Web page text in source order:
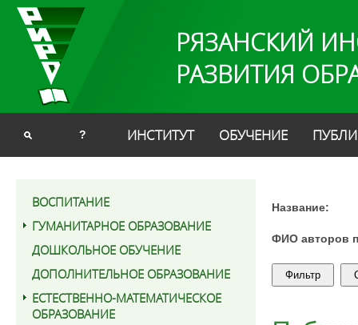
РЯЗАНСКИЙ
РАЗВИТИЯ
? ИНСТИТУТ ОБУЧЕНИЕ
ВОСПИТАНИЕ
ГУМАНИТАРНОЕ ОБРАЗОВАНИЕ
ДОШКОЛЬНОЕ ОБУЧЕНИЕ
ДОПОЛНИТЕЛЬНОЕ ОБРАЗОВАНИЕ
ЕСТЕСТВЕННО-МАТЕМАТИЧЕСКОЕ
ОБРАЗОВАНИЕ
Название:
ФИО авторов